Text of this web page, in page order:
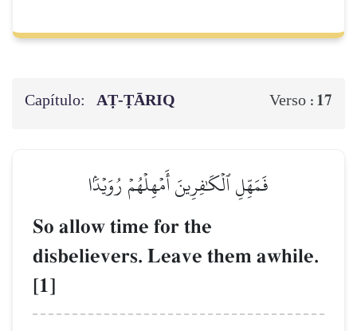
Capítulo: AṬ-ṬĀRIQ Verso : 17
فَمَهِّلِ ٱلۡكَٰفِرِينَ أَمۡهِلۡهُمۡ رُوَيۡدَۢا
So allow time for the
disbelievers. Leave them awhile.
[1]